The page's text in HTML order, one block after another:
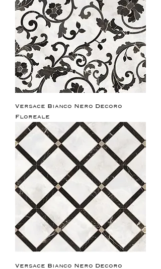
Versace Bianco Nero Decoro
Floreale
Versace Bianco Nero Decoro